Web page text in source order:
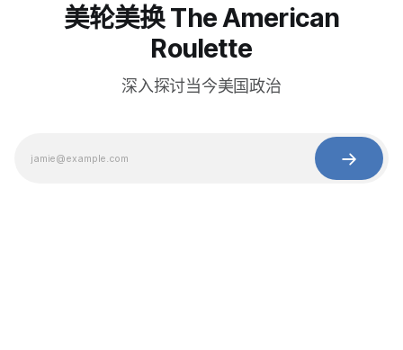
美轮美换 The American
Roulette
深入探讨当今美国政治